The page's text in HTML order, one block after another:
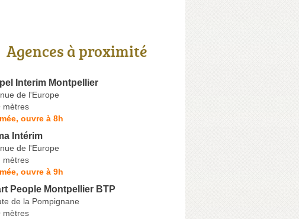
Agences à proximité
Interim Montpellier
de l'Europe
mètres
ouvre à 8h
Intérim
de l'Europe
mètres
ouvre à 9h
People Montpellier BTP
de la Pompignane
mètres